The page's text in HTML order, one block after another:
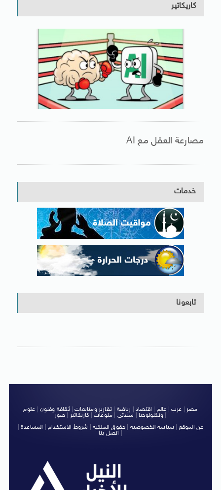
كاريكاتير
مصارعة العقل مع AI
خدمات
تابعونا
مصر عرب عالم اقتصاد رياضة |تقارير ومتابعات|ثقافة وفنون
علوم
وتكنولوجيا| سيدتى منوعات كاريكاتير صور
|
عن الموقع
سياسة الخصوصية حقوق الملكية شروط الاستخدام| المساعدة|
اتصل بنا